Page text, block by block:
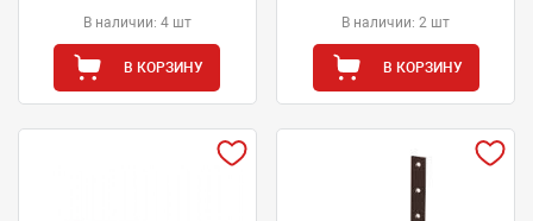
В наличии: 4 шт
В КОРЗИНУ
В наличии: 2 шт
В КОРЗИНУ